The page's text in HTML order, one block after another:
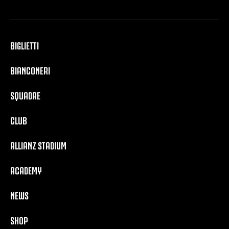
BIGLIETTI
BIANCONERI
SQUADRE
CLUB
ALLIANZ STADIUM
ACADEMY
NEWS
SHOP